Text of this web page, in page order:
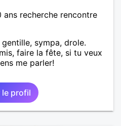
ans recherche rencontre
sympa, drole.
faire la fête, si tu veux
me parler!
le profil